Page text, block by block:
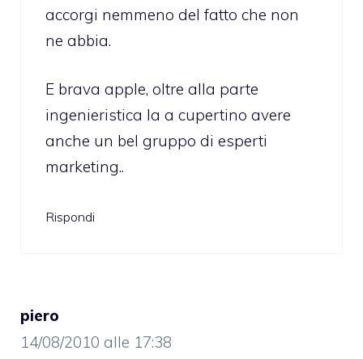
accorgi nemmeno del fatto che non
ne abbia.
E brava apple, oltre alla parte
ingenieristica la a cupertino avere
anche un bel gruppo di esperti
marketing..
Rispondi
piero
14/08/2010 alle 17:38